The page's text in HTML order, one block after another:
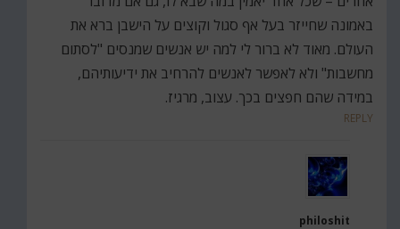
באמונה שחייזר בעל אף סגול וקוצים על הישבן ברא את
העולם. מאוד לא ברור לי למה יש אנשים שמנסים "לסתום
מחשבות" ולא לאפשר לאנשים להרחיב את ידיעותיהם,
במידה שהם חפצים בכך. עצוב, מרגיז.
REPLY
philoshit